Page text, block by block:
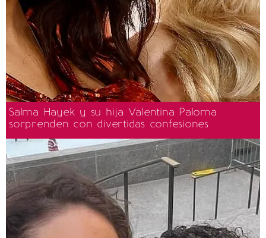
Salma Hayek y su hija Valentina Paloma
sorprenden con divertidas confesiones